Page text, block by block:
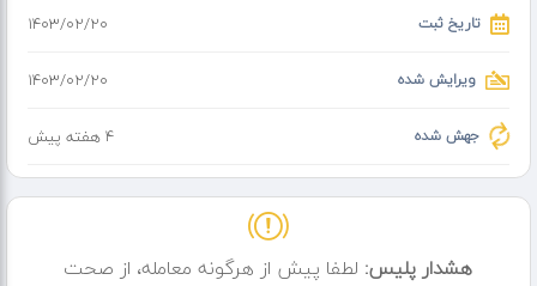
تاریخ ثبت ۱۴۰۳/۰۲/۲۰
ویرایش شده ۱۴۰۳/۰۲/۲۰
جهش شده 4 هفته پیش
هشدار پلیس: لطفا پیش از هرگونه معامله، از صحت